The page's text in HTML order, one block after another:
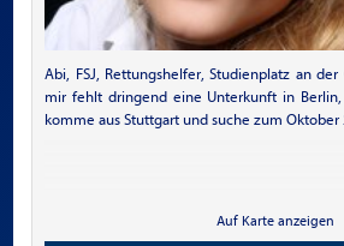
Abi, FSJ, Rettungshelfer, Studienplatz an
mir fehlt dringend eine Unterkunft in
komme aus Stuttgart und suche zum Oktober
Auf Karte anzeigen